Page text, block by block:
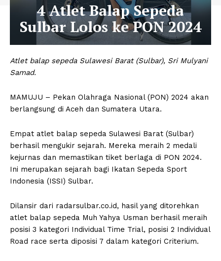
4 Atlet Balap Sepeda
Sulbar Lolos ke PON 2024
Atlet balap sepeda Sulawesi Barat (Sulbar), Sri Mulyani
Samad.
MAMUJU – Pekan Olahraga Nasional (PON) 2024 akan
berlangsung di Aceh dan Sumatera Utara.
Empat atlet balap sepeda Sulawesi Barat (Sulbar)
berhasil mengukir sejarah. Mereka meraih 2 medali
kejurnas dan memastikan tiket berlaga di PON 2024.
Ini merupakan sejarah bagi Ikatan Sepeda Sport
Indonesia (ISSI) Sulbar.
Dilansir dari radarsulbar.co.id, hasil yang ditorehkan
atlet balap sepeda Muh Yahya Usman berhasil meraih
posisi 3 kategori Individual Time Trial, posisi 2 Individual
Road race serta diposisi 7 dalam kategori Criterium.